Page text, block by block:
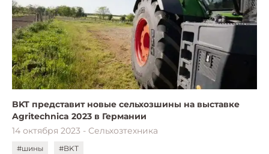
BKT представит новые сельхозшины на выставке
Agritechnica 2023 в Германии
14 октября 2023 - Сельхозтехника
#шины #BKT